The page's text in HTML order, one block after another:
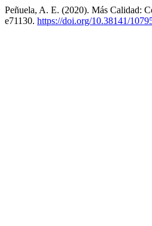
Peñuela, A. E. (2020). Más Calidad:
e71130. https://doi.org/10.38141/